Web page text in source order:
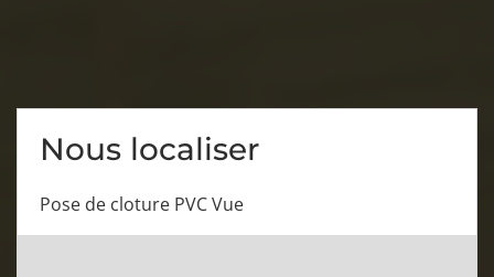
Nous localiser
Pose de cloture PVC Vue